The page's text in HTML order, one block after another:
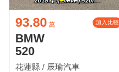
93.80 萬 加入比較
BMW
520
花蓮縣 / 辰瑜汽車